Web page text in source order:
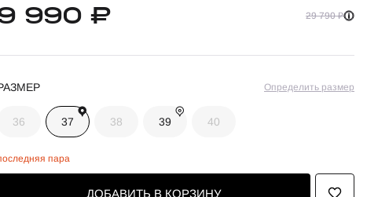
990 ₽ 29 790 ₽
Определить размер
36 37 38 39 40
пара
ДОБАВИТЬ В КОРЗИНУ